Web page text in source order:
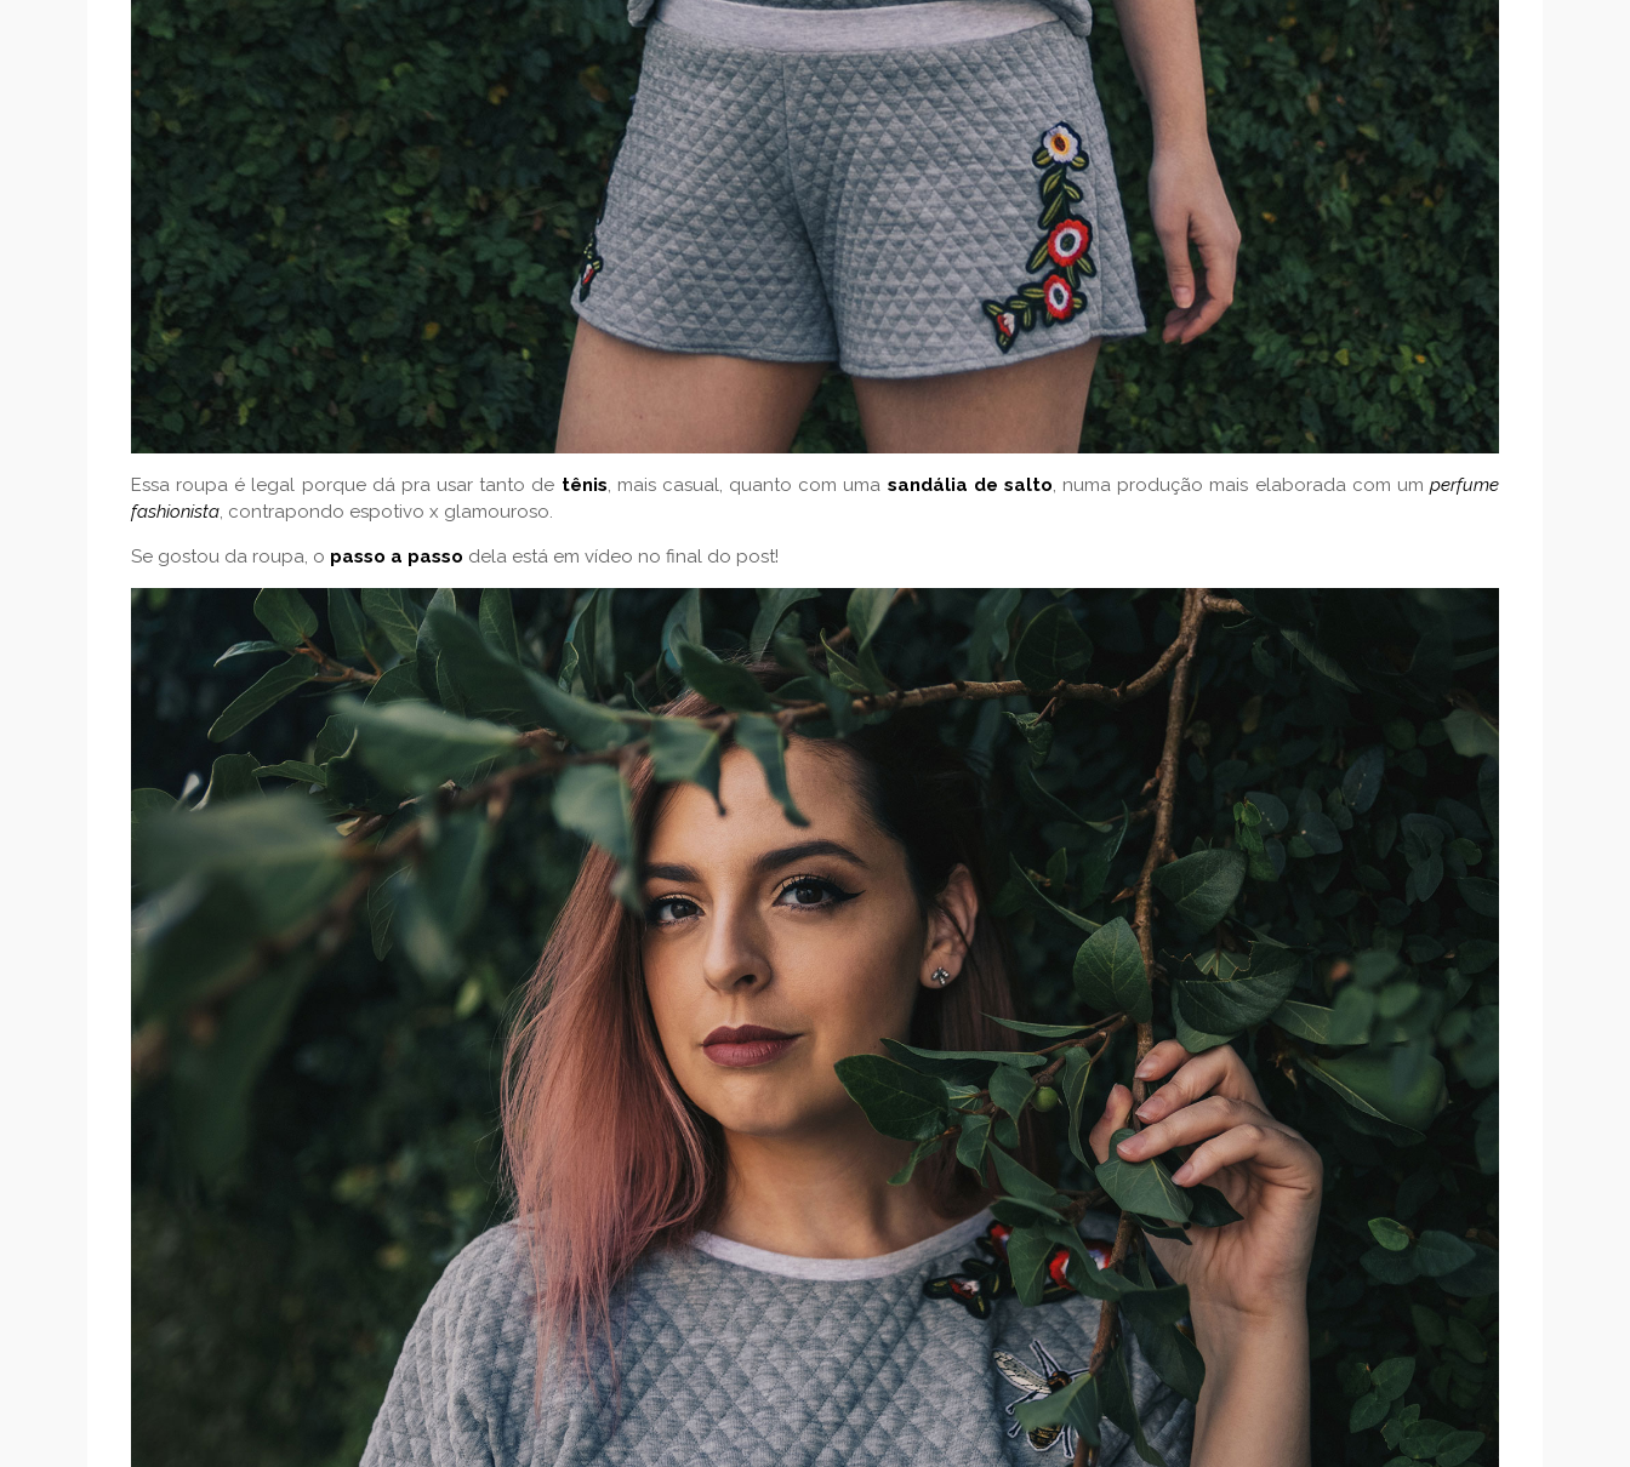
Essa roupa é legal porque dá pra usar tanto de tênis, mais casual, quanto com uma sandália de salto, numa produção mais elaborada com umperfume
fashionista, contrapondo espotivo x glamouroso.
Se gostou da roupa, o passo a passo dela está em vídeo no final do post!